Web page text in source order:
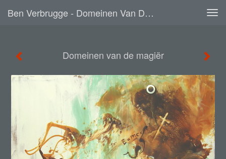
Ben Verbrugge - Domeinen Van De Magiër
Domeinen van de magiër